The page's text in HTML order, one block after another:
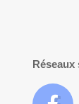
Réseaux